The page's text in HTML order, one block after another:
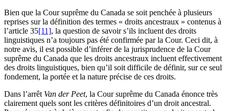
Bien que la Cour suprême du Canada se soit penchée à plusieurs
reprises sur la définition des termes « droits ancestraux » contenus à
l’article 35[11], la question de savoir s’ils incluent des droits
linguistiques n’a toujours pas été confirmée par la Cour. Ceci dit, à
notre avis, il est possible d’inférer de la jurisprudence de la Cour
suprême du Canada que les droits ancestraux incluent effectivement
des droits linguistiques, bien qu’il soit difficile de définir, sur ce seul
fondement, la portée et la nature précise de ces droits.
Dans l’arrêt Van der Peet, la Cour suprême du Canada énonce très
clairement quels sont les critères définitoires d’un droit ancestral.